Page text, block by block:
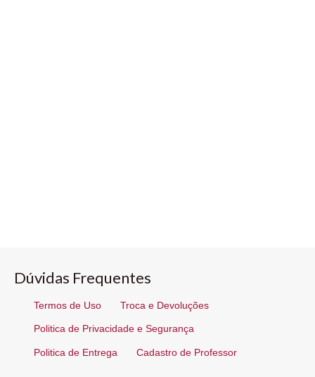
Dúvidas Frequentes
Termos de Uso Troca e Devoluções
Politica de Privacidade e Segurança
Politica de Entrega Cadastro de Professor